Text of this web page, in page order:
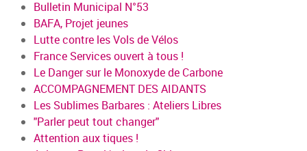
Bulletin Municipal N°53
BAFA, Projet jeunes
Lutte contre les Vols de Vélos
France Services ouvert à tous !
Le Danger sur le Monoxyde de Carbone
ACCOMPAGNEMENT DES AIDANTS
Les Sublimes Barbares : Ateliers Libres
"Parler peut tout changer"
Attention aux tiques !